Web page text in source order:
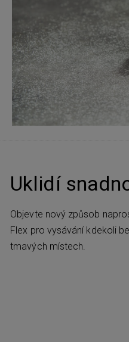
Uklidí
Objevte nový způsob
Flex pro vysávání kdekoli
tmavých místech.